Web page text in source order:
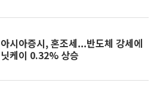
아시아증시, 혼조세...반도체 강세에
닛케이 0.32% 상승